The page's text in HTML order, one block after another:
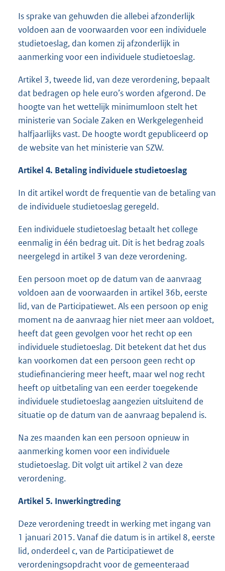
Is sprake van gehuwden die allebei afzonderlijk
voldoen aan de voorwaarden voor een individuele
studietoeslag, dan komen zij afzonderlijk in
aanmerking voor een individuele studietoeslag.
Artikel 3, tweede lid, van deze verordening, bepaalt
dat bedragen op hele euro’s worden afgerond. De
hoogte van het wettelijk minimumloon stelt het
ministerie van Sociale Zaken en Werkgelegenheid
halfjaarlijks vast. De hoogte wordt gepubliceerd op
de website van het ministerie van SZW.
Artikel 4. Betaling individuele studietoeslag
In dit artikel wordt de frequentie van de betaling van
de individuele studietoeslag geregeld.
Een individuele studietoeslag betaalt het college
eenmalig in één bedrag uit. Dit is het bedrag zoals
neergelegd in artikel 3 van deze verordening.
Een persoon moet op de datum van de aanvraag
voldoen aan de voorwaarden in artikel 36b, eerste
lid, van de Participatiewet. Als een persoon op enig
moment na de aanvraag hier niet meer aan voldoet,
heeft dat geen gevolgen voor het recht op een
individuele studietoeslag. Dit betekent dat het dus
kan voorkomen dat een persoon geen recht op
studiefinanciering meer heeft, maar wel nog recht
heeft op uitbetaling van een eerder toegekende
individuele studietoeslag aangezien uitsluitend de
situatie op de datum van de aanvraag bepalend is.
Na zes maanden kan een persoon opnieuw in
aanmerking komen voor een individuele
studietoeslag. Dit volgt uit artikel 2 van deze
verordening.
Artikel 5. Inwerkingtreding
Deze verordening treedt in werking met ingang van
1 januari 2015. Vanaf die datum is in artikel 8, eerste
lid, onderdeel c, van de Participatiewet de
verordeningsopdracht voor de gemeenteraad